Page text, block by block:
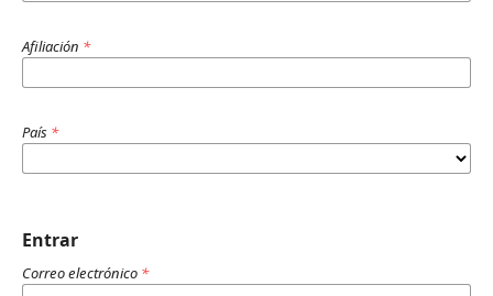
Afiliación *
País *
Entrar
Correo electrónico *